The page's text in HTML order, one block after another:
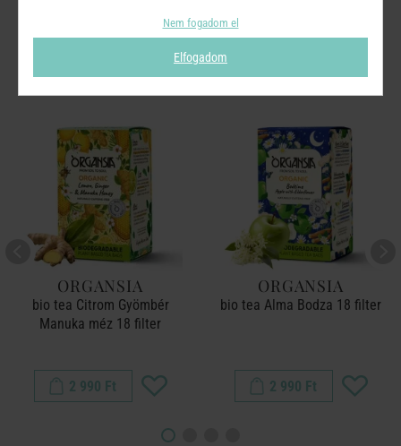
A TERMÉKCSALÁD TOVÁBBI
TERMÉKEI
ORGANSIA
bio tea Citrom Gyömbér
Manuka méz 18 filter
2 990 Ft
ORGANSIA
bio tea Alma Bodza 18 filter
2 990 Ft
Nem fogadom el
Elfogadom